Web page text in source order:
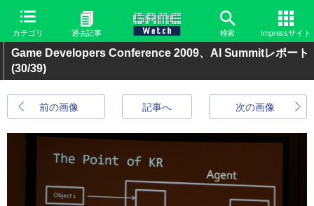
カテゴリ 過去記事 検索 Impressサイト
Game Developers Conference 2009、AI Summitレポート
(30/39)
前の画像 次の画像
記事へ